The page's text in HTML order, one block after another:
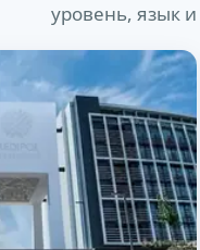
уровень, язык